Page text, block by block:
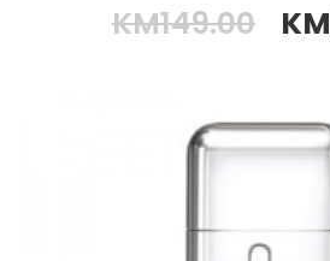
KM149.00 KM